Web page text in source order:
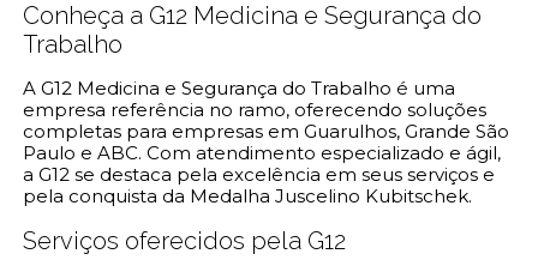
Conheça a G12 Medicina e Segurança do
Trabalho
A G12 Medicina e Segurança do Trabalho é uma
empresa referência no ramo, oferecendo soluções
completas para empresas em Guarulhos, Grande São
Paulo e ABC. Com atendimento especializado e ágil,
a G12 se destaca pela excelência em seus serviços e
pela conquista da Medalha Juscelino Kubitschek.
Serviços oferecidos pela G12